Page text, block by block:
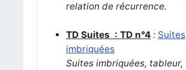
relation de récurrence.
TD Suites : TD n°4: Suites
imbriquées
Suites imbriquées, tableur,